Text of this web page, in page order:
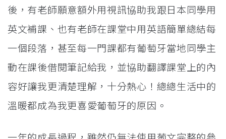
後，有老師願意額外用視訊協助我跟日本同學用
英文補課、也有老師在課堂中用英語簡單總結每
一個段落，甚至每一門課都有葡萄牙當地同學主
動在課後借閱筆記給我，並協助翻譯課堂上的內
容好讓我更清楚理解，十分熱心！總總生活中的
溫暖都成為我更喜愛葡萄牙的原因。